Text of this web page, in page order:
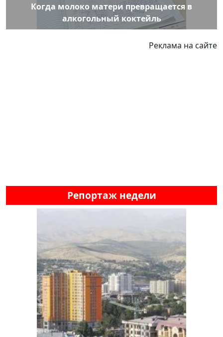
Когда молоко матери превращается в
алкогольный коктейль
Реклама на сайте
Репортаж недели